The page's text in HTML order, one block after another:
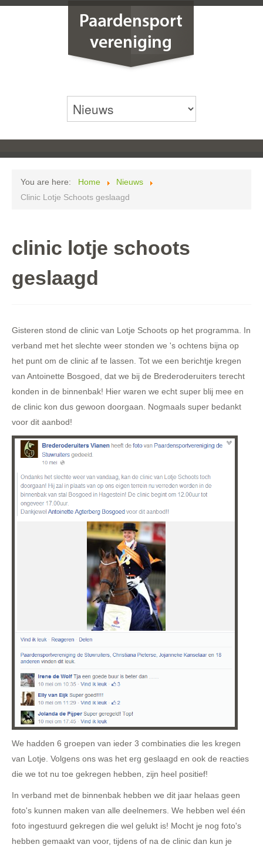
You are here: Home
Nieuws
Clinic Lotje Schoots geslaagd
clinic lotje schoots
geslaagd
Gisteren stond de clinic van Lotje Schoots op het programma. In
verband met het slechte weer stonden we 's ochtens bijna op
het punt om de clinic af te lassen. Tot we een berichtje kregen
van Antoinette Bosgoed, dat we bij de Brederoderuiters terecht
konden in de binnenbak! Hier waren we echt super blij mee en
de clinic kon dus gewoon doorgaan. Nogmaals super bedankt
voor dit aanbod!
We hadden 6 groepen van ieder 3 combinaties die les kregen
van Lotje. Volgens ons was het erg geslaagd en ook de reacties
die we tot nu toe gekregen hebben, zijn heel positief!
In verband met de binnenbak hebben we dit jaar helaas geen
foto's kunnen maken van alle deelnemers. We hebben wel één
foto ingestuurd gekregen die wel gelukt is! Mocht je nog foto's
hebben gemaakt van voor, tijdens of na de clinic dan kun je